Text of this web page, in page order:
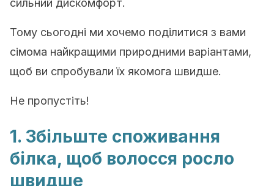
сильний дискомфорт.
Тому сьогодні ми хочемо поділитися з вами
сімома найкращими природними варіантами,
щоб ви спробували їх якомога швидше.
Не пропустіть!
1. Збільште споживання
білка, щоб волосся росло
швидше